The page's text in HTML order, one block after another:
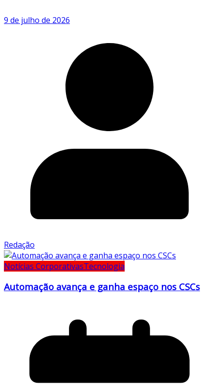
9 de julho de 2026
Redação
Notícias CorporativasTecnologia
Automação avança e ganha espaço nos CSCs